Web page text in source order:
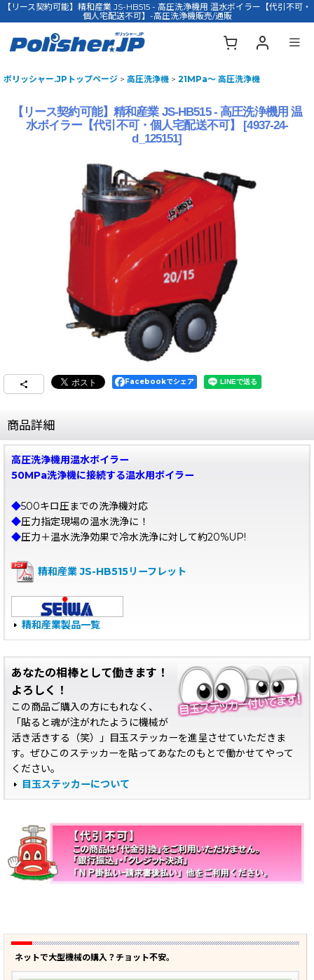
【リース契約可能】精和産業 JS-HB515 - 高圧洗浄機用 温水ボイラー【代引不可・
個人宅配送不可】-高圧洗浄機販売/通販
ポリッシャー.JPトップページ > 高圧洗浄機 > 21MPa〜 高圧洗浄機
【リース契約可能】精和産業 JS-HB515 - 高圧洗浄機用 温
水ボイラー【代引不可・個人宅配送不可】
[4937-24-
d_125151]
Facebookでシェア
商品詳細
高圧洗浄機用温水ボイラー
50MPa洗浄機に接続する温水用ボイラー
◆500キロ圧までの洗浄機対応
◆圧力指定現場の温水洗浄に！
◆圧力＋温水洗浄効果で冷水洗浄に対して約20%UP!
精和産業 JS-HB515リーフレット
精和産業製品一覧
あなたの相棒として働きます！
よろしく！
この商品ご購入の方にもれなく、
「貼ると魂が注がれたように機械が
活き活きする（笑）」目玉ステッカーを進呈させていただきま
す。ぜひこのステッカーを貼ってあなたのもとで働かせてやって
ください。
目玉ステッカーについて
ネットで大型機械の購入？チョット不安。